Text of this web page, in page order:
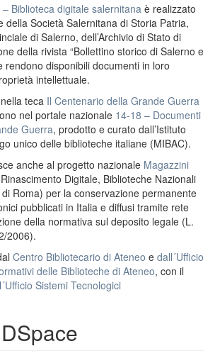
Biblioteca digitale salernitana è realizzato
della Società Salernitana di Storia Patria,
di Salerno, dell’Archivio di Stato di
della rivista “Bollettino storico di Salerno e
rendono disponibili documenti in loro
intellettuale.
teca Il Centenario della Grande Guerra
nel portale nazionale 14-18 – Documenti
Guerra, prodotto e curato dall’Istituto
unico delle biblioteche italiane (MIBAC).
anche al progetto nazionale Magazzini
Digitale, Biblioteche Nazionali
Roma) per la conservazione permanente
pubblicati in Italia e diffusi tramite rete
della normativa sul deposito legale (L.
2006).
Centro Bibliotecario di Ateneo e dall´Ufficio
delle Biblioteche di Ateneo, con il
Sistemi Tecnologici